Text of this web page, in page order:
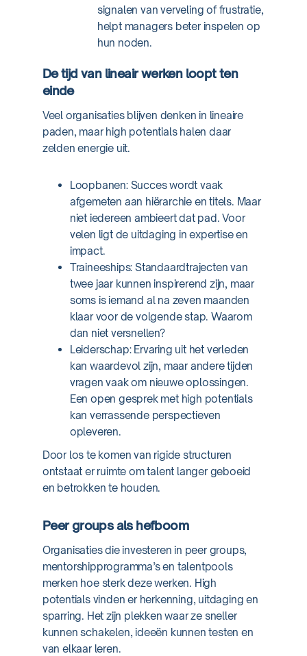
signalen van verveling of frustratie,
helpt managers beter inspelen op
hun noden.
De tijd van lineair werken loopt ten
einde
Veel organisaties blijven denken in lineaire
paden, maar high potentials halen daar
zelden energie uit.
Loopbanen: Succes wordt vaak
afgemeten aan hiërarchie en titels. Maar
niet iedereen ambieert dat pad. Voor
velen ligt de uitdaging in expertise en
impact.
Traineeships: Standaardtrajecten van
twee jaar kunnen inspirerend zijn, maar
soms is iemand al na zeven maanden
klaar voor de volgende stap. Waarom
dan niet versnellen?
Leiderschap: Ervaring uit het verleden
kan waardevol zijn, maar andere tijden
vragen vaak om nieuwe oplossingen.
Een open gesprek met high potentials
kan verrassende perspectieven
opleveren.
Door los te komen van rigide structuren
ontstaat er ruimte om talent langer geboeid
en betrokken te houden.
Peer groups als hefboom
Organisaties die investeren in peer groups,
mentorshipprogramma’s en talentpools
merken hoe sterk deze werken. High
potentials vinden er herkenning, uitdaging en
sparring. Het zijn plekken waar ze sneller
kunnen schakelen, ideeën kunnen testen en
van elkaar leren.